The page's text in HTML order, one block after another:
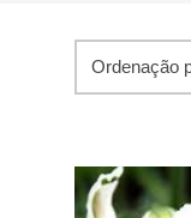
Ordenação